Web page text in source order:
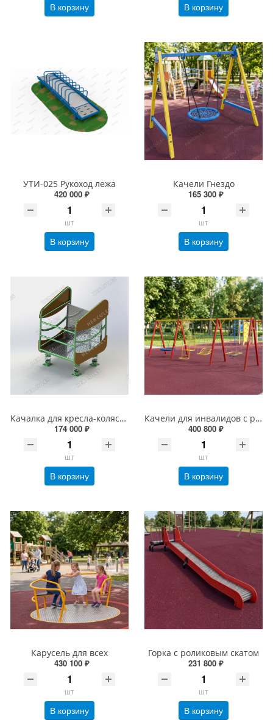
В корзину В корзину
УТИ-025 Рукоход лежа
420 000 ₽
шт
В корзину
Качели Гнездо
165 300 ₽
шт
В корзину
Качалка для кресла-коляски
174 000 ₽
шт
В корзину
Качели для инвалидов с различными нарушениями опорно-двигательного аппарата
400 800 ₽
шт
В корзину
Карусель для всех
430 100 ₽
шт
В корзину
Горка с роликовым скатом
231 800 ₽
шт
В корзину